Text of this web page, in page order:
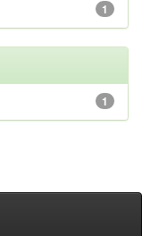
1
1